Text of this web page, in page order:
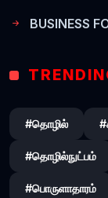
BUSINESS
#தொழில்
#தொழில்நுட்பம்
#பொருளாதாரம்